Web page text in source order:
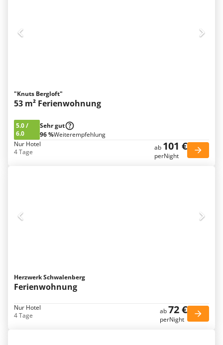
"Knuts Bergloft"
53 m² Ferienwohnung
5.0/
6.0
Sehr gut
96 %Weiterempfehlung
Nur Hotel
4 Tage
ab 101 €
perNight
Herzwerk Schwalenberg
Ferienwohnung
Nur Hotel
4 Tage
ab72 €
perNight